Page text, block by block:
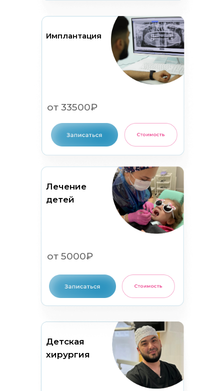
Имплантация
от 33500₽
Детская
хирургия
Лечение
детей
от 5000₽